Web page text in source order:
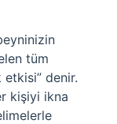
tüm
etkisi” denir.
kişiyi ikna